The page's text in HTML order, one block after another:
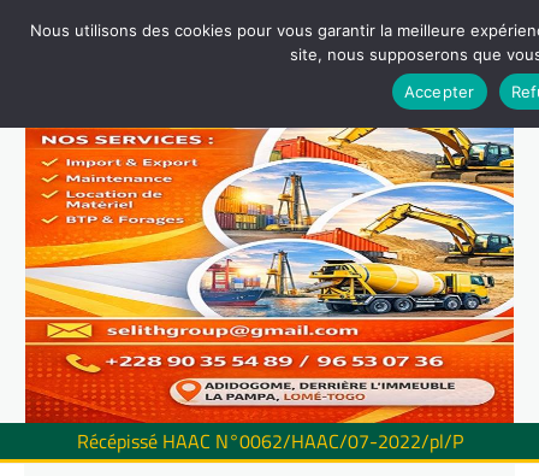
Récépissé HAAC N°0062/HAAC/07-2022/pl/P
Nous utilisons des cookies pour vous garantir la meilleure
site, nous supposerons que
Accepter